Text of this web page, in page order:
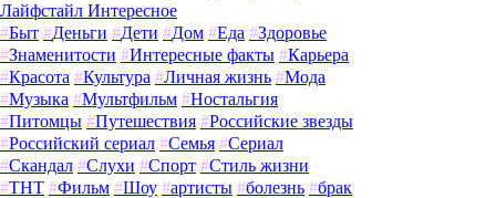
Лайфстайл Интересное
#Быт #Деньги #Дети #Дом #Еда #Здоровье
#Знаменитости #Интересные факты #Карьера
#Красота #Культура #Личная жизнь #Мода
#Музыка #Мультфильм #Ностальгия
#Питомцы #Путешествия #Российские звезды
#Российский сериал #Семья #Сериал
#Скандал #Слухи #Спорт #Стиль жизни
#ТНТ #Фильм #Шоу #артисты #болезнь #брак